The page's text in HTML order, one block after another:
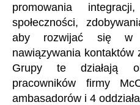
promowania
społeczności,
aby rozwijać się w
nawiązywania kontaktów
Grupy te działają
pracowników firmy
ambasadorów i 4